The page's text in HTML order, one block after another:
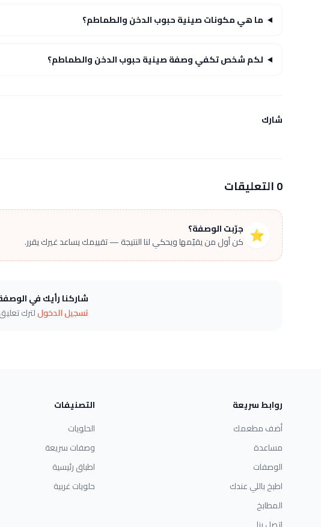
ما هي مكونات صينية حبوب الدخن والطماطم؟
لكم شخص تكفي وصفة صينية حبوب الدخن والطماطم؟
شارك
0 التعليقات
⭐ جرّبت الوصفة؟
كن أول من يقيّمها ويحكي لنا النتيجة — تقييمك يساعد غيرك يقرر.
شاركنا رأيك في
تسجيل الدخوللترك
روابط سريعة
أضف مطعمك
مساعدة
الوصفات
اطبخ باللي عندك
المطابخ
التصنيفات
الحلويات
وصفات سريعة
اطباق رئيسية
حلويات غربية